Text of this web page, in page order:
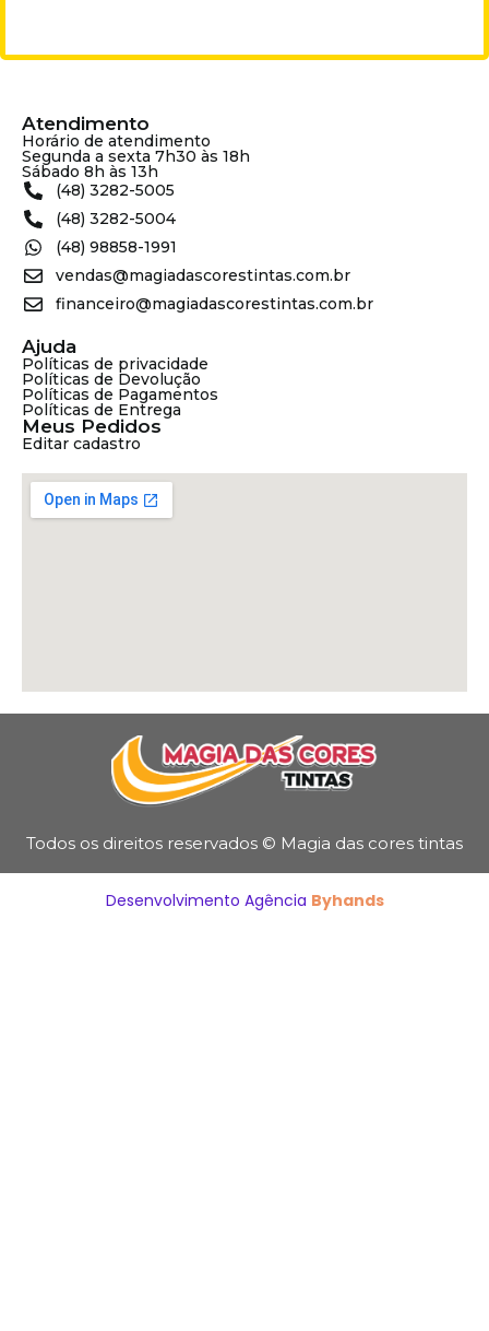
Atendimento
Horário de atendimento
Segunda a sexta 7h30 às 18h
Sábado 8h às 13h
(48) 3282-5005
(48) 3282-5004
(48) 98858-1991
vendas@magiadascorestintas.com.br
financeiro@magiadascorestintas.com.br
Ajuda
Políticas de privacidade
Políticas de Devolução
Políticas de Pagamentos
Políticas de Entrega
Meus Pedidos
Editar cadastro
Todos os direitos reservados © Magia das cores tintas
Desenvolvimento Agência Byhands